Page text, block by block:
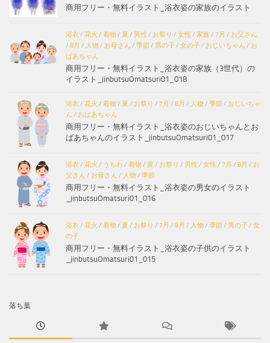
商用フリー・無料イラスト_浴衣姿の家族のイラスト
浴衣/ 花火 / 着物/ 夏 / 男性 / お祭り / 女性 / 家族/ 7月 / お父さん
/ 8月 / 人物/ お母さん / 季節/ 男の子/ 女の子/ おじいちゃん / お
ばあちゃん
商用フリー・無料イラスト_浴衣姿の家族（3世代）の
イラスト_jinbutsuOmatsuri01_018
浴衣/ 花火 / 着物/ 夏 / お祭り / 7月 / 8月 / 人物/ 季節/ おじいちゃ
ん / おばあちゃん
商用フリー・無料イラスト_浴衣姿のおじいちゃんとお
ばあちゃんのイラスト_jinbutsuOmatsuri01_017
浴衣/ 花火 / うちわ/ 着物/ 夏 / お祭り / 男性 / 女性 / 7月 / 8月 / お
父さん / お母さん / 人物/ 季節
商用フリー・無料イラスト_浴衣姿の男女のイラスト
_jinbutsuOmatsuri01_016
浴衣/ 花火 / 着物/ 夏 / お祭り / 7月 / 8月 / 人物/ 季節/ 男の子/ 女
の子
商用フリー・無料イラスト_浴衣姿の子供のイラスト
_jinbutsuOmatsuri01_015
落ち葉